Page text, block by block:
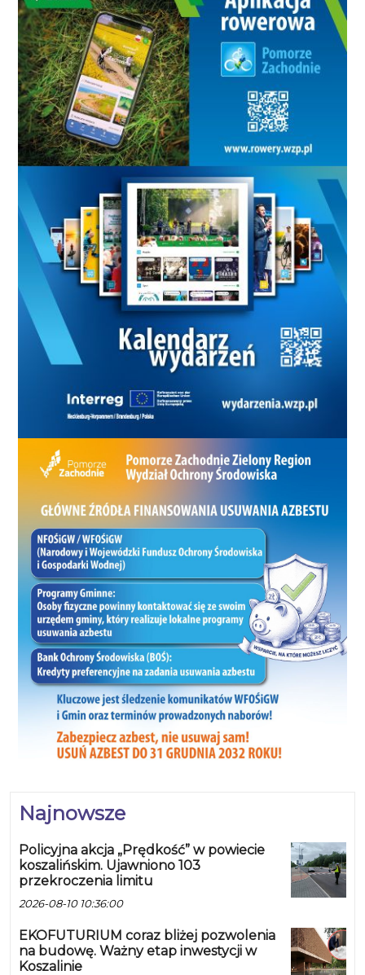
Najnowsze
Policyjna akcja „Prędkość” w powiecie
koszalińskim. Ujawniono 103
przekroczenia limitu
2026-08-10 10:36:00
EKOFUTURIUM coraz bliżej pozwolenia
na budowę. Ważny etap inwestycji w
Koszalinie